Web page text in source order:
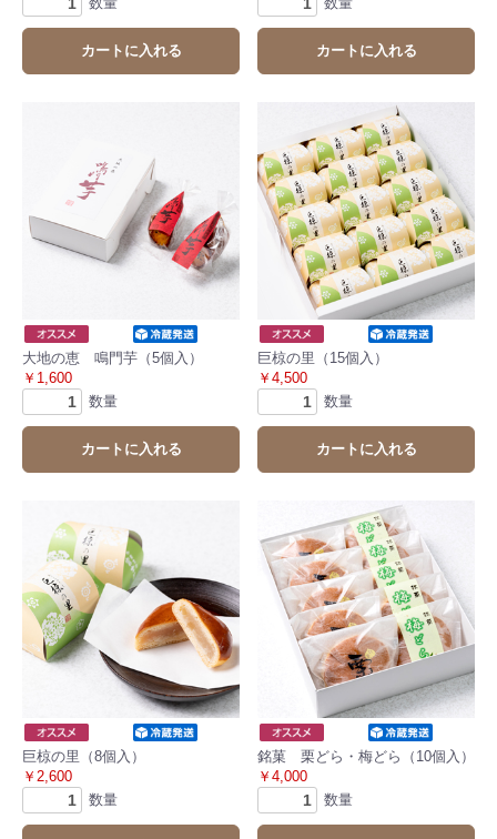
カートに入れる カートに入れる
大地の恵 鳴門芋（5個入）
￥1,600
数量
カートに入れる
巨椋の里（15個入）
￥4,500
数量
カートに入れる
巨椋の里（8個入）
￥2,600
数量
銘菓 栗どら・梅どら（10個入）
￥4,000
数量